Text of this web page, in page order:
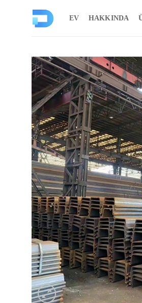
EV HAKKINDA